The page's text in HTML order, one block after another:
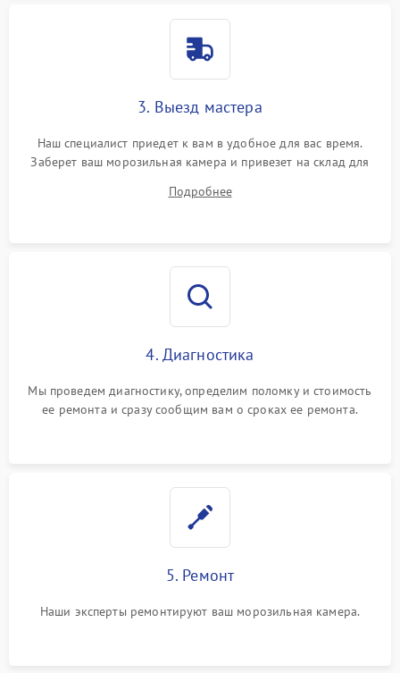
3. Выезд мастера
Наш специалист приедет к вам в удобное для вас время.
Заберет ваш морозильная камера и привезет на склад для
Подробнее
4. Диагностика
Мы проведем диагностику, определим поломку и стоимость
ее ремонта и сразу сообщим вам о сроках ее ремонта.
5. Ремонт
Наши эксперты ремонтируют ваш морозильная камера.